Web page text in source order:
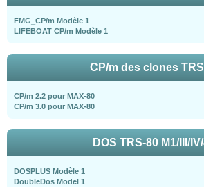
FMG_CP/m Modèle 1
LIFEBOAT CP/m Modèle 1
CP/m des clones
CP/m 2.2 pour MAX-80
CP/m 3.0 pour MAX-80
DOS TRS-80 M1/III/
DOSPLUS Modèle 1
DoubleDos Model 1